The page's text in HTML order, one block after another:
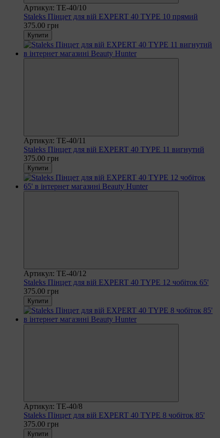
Артикул: TE-40/10
Staleks Пінцет для вій EXPERT 40 TYPE 10 прямий
375.00 грн
Купити
Артикул: TE-40/11
Staleks Пінцет для вій EXPERT 40 TYPE 11 вигнутий
375.00 грн
Купити
Артикул: TE-40/12
Staleks Пінцет для вій EXPERT 40 TYPE 12 чобіток 65'
375.00 грн
Купити
Артикул: TE-40/8
Staleks Пінцет для вій EXPERT 40 TYPE 8 чобіток 85'
375.00 грн
Купити